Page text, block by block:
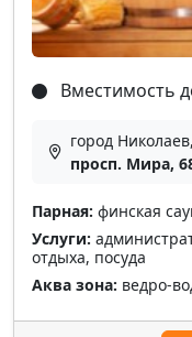
Вместимость
город
просп. Мира,
Парная: финская
Услуги:
отдыха, посуда
Аква зона: ведро-